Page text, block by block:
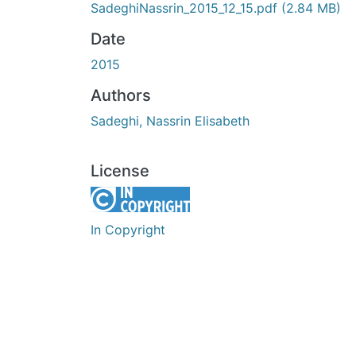
SadeghiNassrin_2015_12_15.pdf (2.84 MB)
Date
2015
Authors
Sadeghi, Nassrin Elisabeth
License
In Copyright